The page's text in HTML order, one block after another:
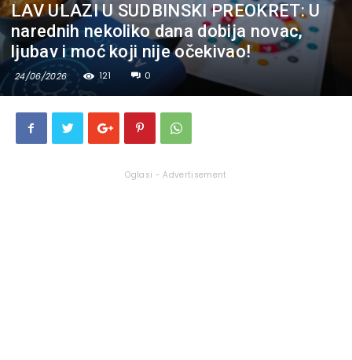
LAV ULAZI U SUDBINSKI PREOKRET: U
narednih nekoliko dana dobija novac,
ljubav i moć koji nije očekivao!
24/06/2026 121 0
Oglasi - Advertisement